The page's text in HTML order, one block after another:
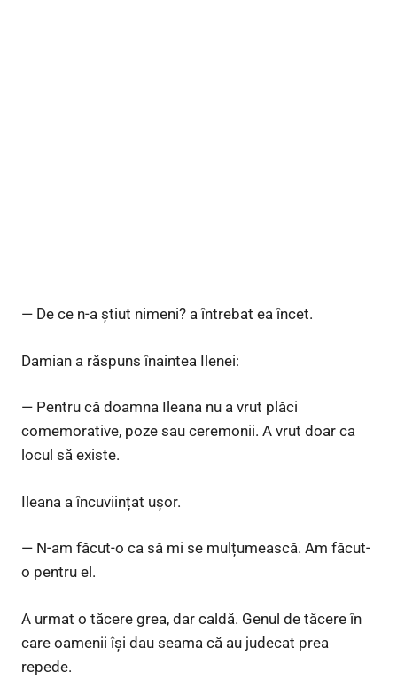
— De ce n-a știut nimeni? a întrebat ea încet.
Damian a răspuns înaintea Ilenei:
— Pentru că doamna Ileana nu a vrut plăci
comemorative, poze sau ceremonii. A vrut doar ca
locul să existe.
Ileana a încuviințat ușor.
— N-am făcut-o ca să mi se mulțumească. Am făcut-
o pentru el.
A urmat o tăcere grea, dar caldă. Genul de tăcere în
care oamenii își dau seama că au judecat prea
repede.